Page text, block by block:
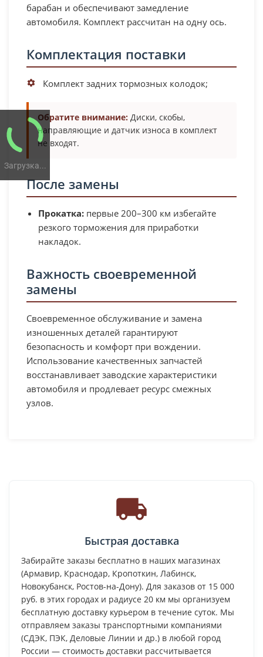
Загрузка...
барабан и обеспечивают замедление
автомобиля. Комплект рассчитан на одну ось.
Комплектация поставки
Комплект задних тормозных колодок;
Обратите внимание: Диски, скобы,
направляющие и датчик износа в комплект
не входят.
После замены
Прокатка: первые 200–300 км избегайте
резкого торможения для приработки
накладок.
Важность своевременной
замены
Своевременное обслуживание и замена
изношенных деталей гарантируют
безопасность и комфорт при вождении.
Использование качественных запчастей
восстанавливает заводские характеристики
автомобиля и продлевает ресурс смежных
узлов.
Быстрая доставка
Забирайте заказы бесплатно в наших магазинах
(Армавир, Краснодар, Кропоткин, Лабинск,
Новокубанск, Ростов-на-Дону). Для заказов от 15 000
руб. в этих городах и радиусе 20 км мы организуем
бесплатную доставку курьером в течение суток. Мы
отправляем заказы транспортными компаниями
(СДЭК, ПЭК, Деловые Линии и др.) в любой город
России — стоимость доставки рассчитывается